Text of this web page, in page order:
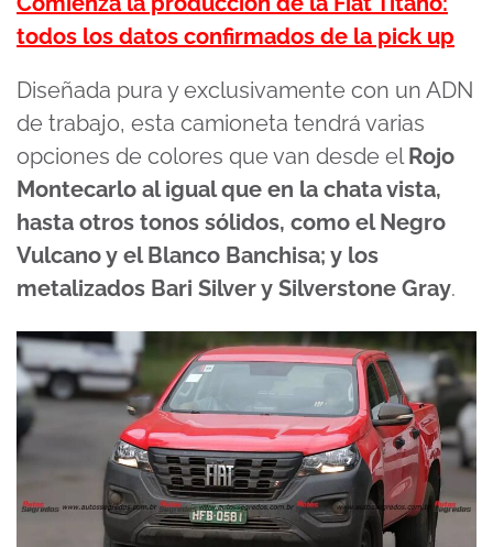
todos los datos confirmados de la pick up
Diseñada pura y exclusivamente con un ADN
de trabajo, esta camioneta tendrá varias
opciones de colores que van desde elRojo
Montecarlo al igual que en la chata vista,
hasta otros tonos sólidos, como el Negro
Vulcano y el Blanco Banchisa; y los
metalizados Bari Silver y Silverstone Gray.